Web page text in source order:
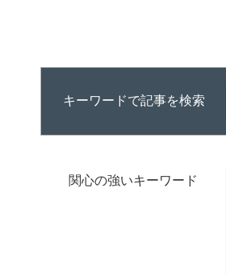
キーワードで記事を検索
関心の強いキーワード